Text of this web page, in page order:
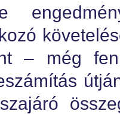
– még